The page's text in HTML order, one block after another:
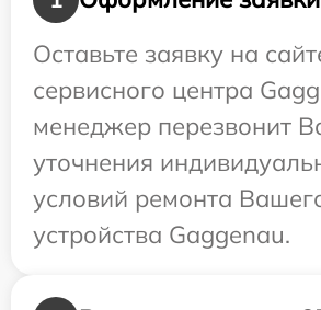
Оставьте заявку на
сервисного центра
менеджер перезвонит
уточнения
условий ремонта
устройства Gaggenau.